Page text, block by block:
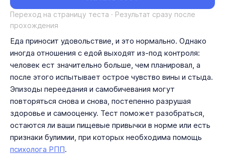
Переход на страницу теста · Результат сразу после
прохождения
Еда приносит удовольствие, и это нормально. Однако
иногда отношения с едой выходят из-под контроля:
человек ест значительно больше, чем планировал, а
после этого испытывает острое чувство вины и стыда.
Эпизоды переедания и самобичевания могут
повторяться снова и снова, постепенно разрушая
здоровье и самооценку. Тест поможет разобраться,
остаются ли ваши пищевые привычки в норме или есть
признаки булимии, при которых необходима помощь
психолога РПП.